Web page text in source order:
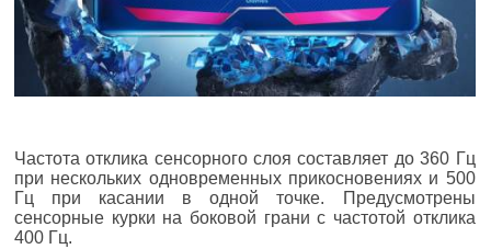
Частота отклика сенсорного слоя составляет до 360 Гц
при нескольких одновременных прикосновениях и 500
Гц при касании в одной точке. Предусмотрены
сенсорные курки на боковой грани с частотой отклика
400 Гц.